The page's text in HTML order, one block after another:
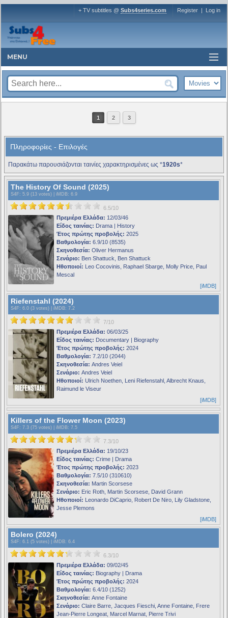
+ TV subtitles @ Subs4series.com Register | Log in
MENU
1 2 3
Πληροφορίες - Επιλογές
Παρακάτω παρουσιάζονται ταινίες χαρακτηρισμένες ως *1920s*
The History Of Sound (2025)
S4F : 5.9 (13 votes) | iMDB: 6.9
6.5/10
Πρεμιέρα Ελλάδα: 12/03/46
Είδος ταινίας: Drama | History
Έτος πρώτης προβολής: 2025
Βαθμολογία: 6.9/10 (8535)
Σκηνοθεσία: Oliver Hermanus
Σενάριο: Ben Shattuck, Ben Shattuck
Ηθοποιοί: Leo Cocovinis, Raphael Sbarge, Molly Price, Paul
Mescal
[iMDB]
Riefenstahl (2024)
S4F : 6.0 (3 votes) | iMDB: 7.2
7/10
Πρεμιέρα Ελλάδα: 06/03/25
Είδος ταινίας: Documentary | Biography
Έτος πρώτης προβολής: 2024
Βαθμολογία: 7.2/10 (2044)
Σκηνοθεσία: Andres Veiel
Σενάριο: Andres Veiel
Ηθοποιοί: Ulrich Noethen, Leni Riefenstahl, Albrecht Knaus,
Raimund le Viseur
[iMDB]
Killers of the Flower Moon (2023)
S4F : 7.3 (75 votes) | iMDB: 7.5
7.3/10
Πρεμιέρα Ελλάδα: 19/10/23
Είδος ταινίας: Crime | Drama
Έτος πρώτης προβολής: 2023
Βαθμολογία: 7.5/10 (310610)
Σκηνοθεσία: Martin Scorsese
Σενάριο: Eric Roth, Martin Scorsese, David Grann
Ηθοποιοί: Leonardo DiCaprio, Robert De Niro, Lily Gladstone,
Jesse Plemons
[iMDB]
Bolero (2024)
S4F : 6.1 (5 votes) | iMDB: 6.4
6.3/10
Πρεμιέρα Ελλάδα: 09/02/45
Είδος ταινίας: Biography | Drama
Έτος πρώτης προβολής: 2024
Βαθμολογία: 6.4/10 (1252)
Σκηνοθεσία: Anne Fontaine
Σενάριο: Claire Barre, Jacques Fieschi, Anne Fontaine, Frere
Jean-Pierre Longeat, Marcel Marnat, Pierre Trivi